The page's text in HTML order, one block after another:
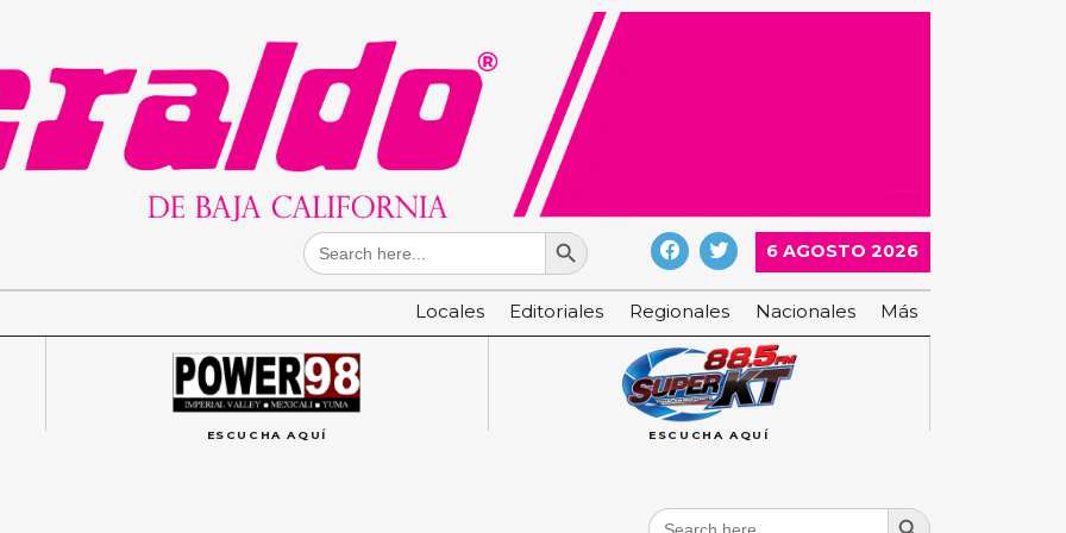
Search
for:
Search Button
6 AGOSTO 2026
Locales Editoriales Regionales Nacionales Más
ESCUCHA AQUÍ ESCUCHA AQUÍ
Search
Search Button